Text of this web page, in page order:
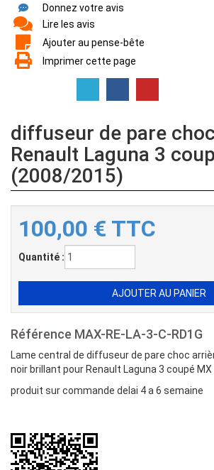
Donnez votre avis
Lire les avis
Ajouter au pense-bête
Imprimer cette page
diffuseur de pare
Renault Laguna 3
(2008/2015)
100,00 € TTC
Quantité :
Référence MAX-RE-LA-3-C-RD1G
Lame central de diffuseur de pare choc
noir brillant pour Renault Laguna 3 coupé MX
produit sur commande delai 4 a 6 semaine